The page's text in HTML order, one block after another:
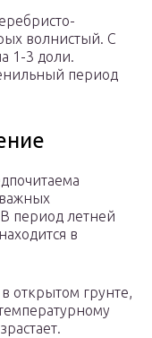
волнистый. С
1-3 доли.
период
период летней
в
открытом грунте,